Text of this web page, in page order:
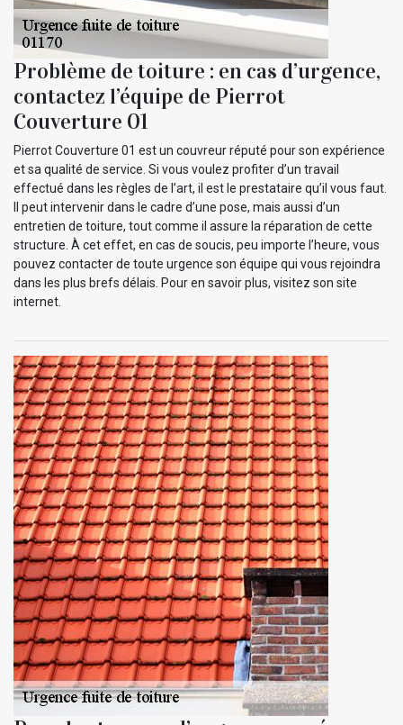
Problème de toiture : en cas d’urgence,
contactez l’équipe de Pierrot
Couverture 01
Pierrot Couverture 01 est un couvreur réputé pour son expérience
et sa qualité de service. Si vous voulez profiter d’un travail
effectué dans les règles de l’art, il est le prestataire qu’il vous faut.
Il peut intervenir dans le cadre d’une pose, mais aussi d’un
entretien de toiture, tout comme il assure la réparation de cette
structure. À cet effet, en cas de soucis, peu importe l’heure, vous
pouvez contacter de toute urgence son équipe qui vous rejoindra
dans les plus brefs délais. Pour en savoir plus, visitez son site
internet.